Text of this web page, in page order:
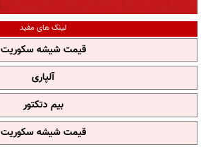
لینک های مفید
قیمت شیشه سکوریت
آلپاری
بیم دتکتور
قیمت شیشه سکوریت